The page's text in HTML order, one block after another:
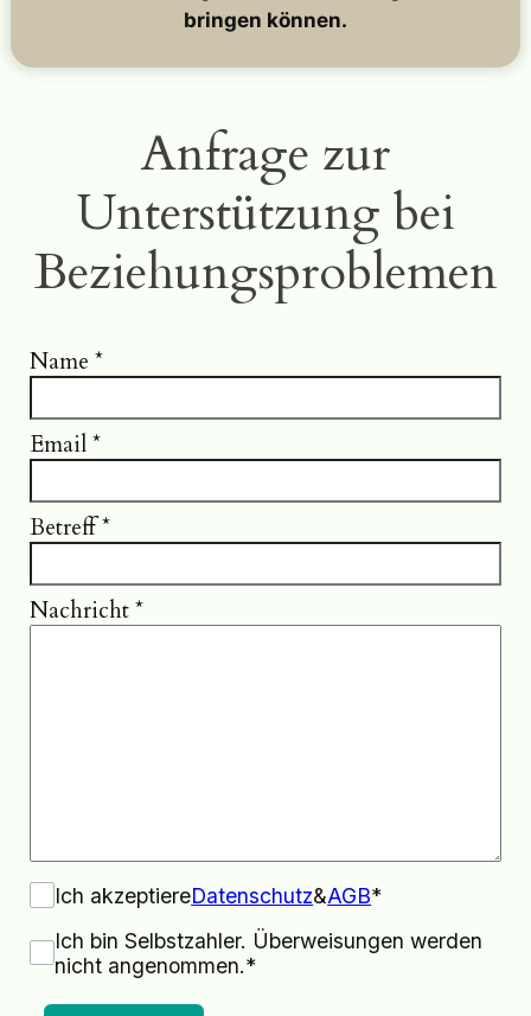
Anfrage zur
Unterstützung bei
Beziehungsproblemen
Name *
Email*
Betreff*
Nachricht*
Ich akzeptiereDatenschutz&AGB*
Ich bin Selbstzahler. Überweisungen werden
nicht angenommen.*
bringen können.